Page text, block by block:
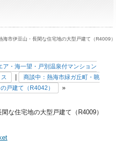
海市伊豆山・長閑な住宅地の大型戸建て（R4009）
ア・海一望・戸別温泉付マンション
商談中：熱海市緑ガ丘町・眺
戸建て（R4042）
»
な住宅地の大型戸建て（R4009）